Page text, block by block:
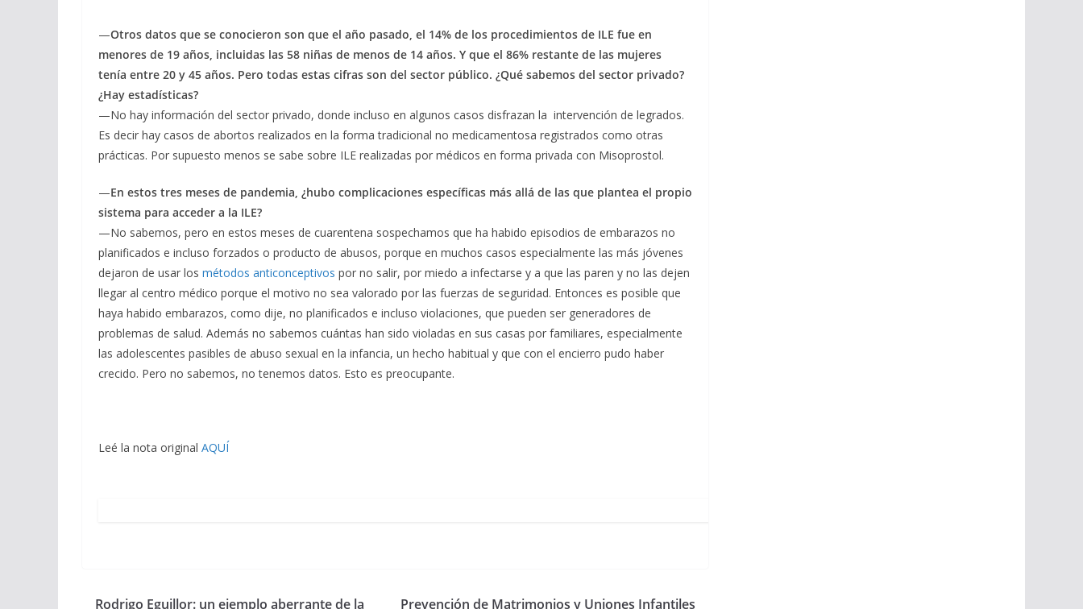
—Otros datos que se conocieron son que el año pasado, el 14% de los procedimientos de ILE fue en
menores de 19 años, incluidas las 58 niñas de menos de 14 años. Y que el 86% restante de las mujeres
tenía entre 20 y 45 años. Pero todas estas cifras son del sector público. ¿Qué sabemos del sector privado?
¿Hay estadísticas?
—No hay información del sector privado, donde incluso en algunos casos disfrazan la intervención de legrados.
Es decir hay casos de abortos realizados en la forma tradicional no medicamentosa registrados como otras
prácticas. Por supuesto menos se sabe sobre ILE realizadas por médicos en forma privada con Misoprostol.
—En estos tres meses de pandemia, ¿hubo complicaciones específicas más allá de las que plantea el propio
sistema para acceder a la ILE?
—No sabemos, pero en estos meses de cuarentena sospechamos que ha habido episodios de embarazos no
planificados e incluso forzados o producto de abusos, porque en muchos casos especialmente las más jóvenes
dejaron de usar los métodos anticonceptivos por no salir, por miedo a infectarse y a que las paren y no las dejen
llegar al centro médico porque el motivo no sea valorado por las fuerzas de seguridad. Entonces es posible que
haya habido embarazos, como dije, no planificados e incluso violaciones, que pueden ser generadores de
problemas de salud. Además no sabemos cuántas han sido violadas en sus casas por familiares, especialmente
las adolescentes pasibles de abuso sexual en la infancia, un hecho habitual y que con el encierro pudo haber
crecido. Pero no sabemos, no tenemos datos. Esto es preocupante.
Leé la nota original AQUÍ
Rodrigo Eguillor: un ejemplo aberrante de la Prevención de Matrimonios y Uniones Infantiles